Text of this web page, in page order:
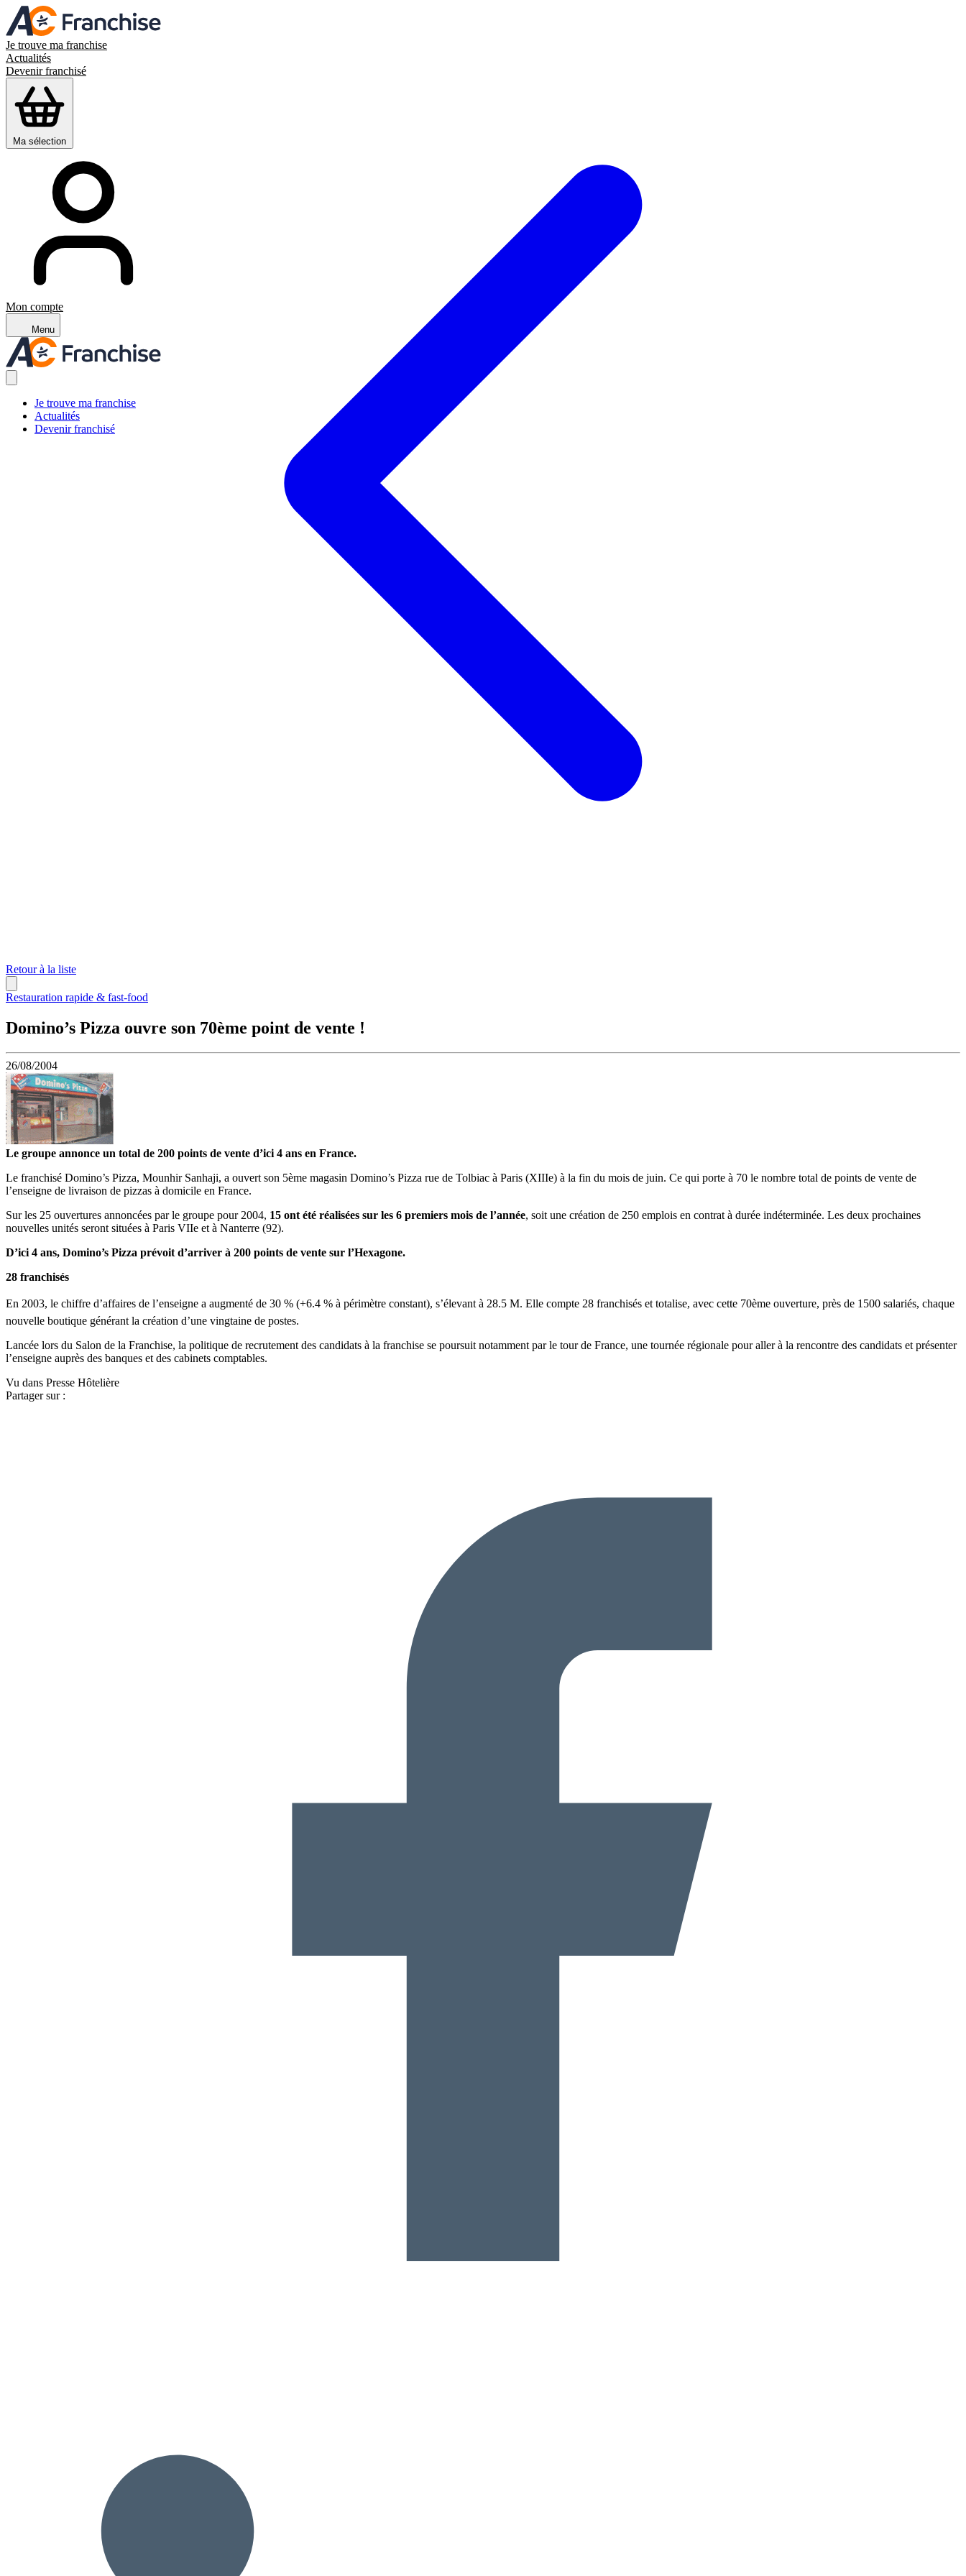
Je trouve ma franchise
Actualités
Devenir franchisé
Ma sélection
Mon compte
Menu
Je trouve ma franchise
Actualités
Devenir franchisé
Retour à la liste
Restauration rapide & fast-food
Domino’s Pizza ouvre son 70ème point de vente !
26/08/2004
Le groupe annonce un total de 200 points de vente d’ici 4 ans en France.
Le franchisé Domino’s Pizza, Mounhir Sanhaji, a ouvert son 5ème magasin Domino’s Pizza rue de Tolbiac à Paris (XIIIe) à la fin du mois de juin. Ce qui porte à 70 le nombre total de points de vente de
l’enseigne de livraison de pizzas à domicile en France.
Sur les 25 ouvertures annoncées par le groupe pour 2004, 15 ont été réalisées sur les 6 premiers mois de l’année, soit une création de 250 emplois en contrat à durée indéterminée. Les deux prochaines
nouvelles unités seront situées à Paris VIIe et à Nanterre (92).
D’ici 4 ans, Domino’s Pizza prévoit d’arriver à 200 points de vente sur l’Hexagone.
28 franchisés
En 2003, le chiffre d’affaires de l’enseigne a augmenté de 30 % (+6.4 % à périmètre constant), s’élevant à 28.5 M. Elle compte 28 franchisés et totalise, avec cette 70ème ouverture, près de 1500 salariés, chaque
nouvelle boutique générant la création d’une vingtaine de postes.
Lancée lors du Salon de la Franchise, la politique de recrutement des candidats à la franchise se poursuit notamment par le tour de France, une tournée régionale pour aller à la rencontre des candidats et présenter
l’enseigne auprès des banques et des cabinets comptables.
Vu dans Presse Hôtelière
Partager sur :